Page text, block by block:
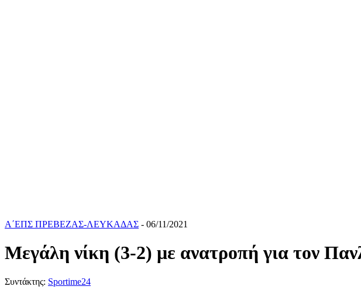
Α΄ΕΠΣ ΠΡΕΒΕΖΑΣ-ΛΕΥΚΑΔΑΣ - 06/11/2021
Μεγάλη νίκη (3-2) με ανατροπή για τον
Συντάκτης: Sportime24